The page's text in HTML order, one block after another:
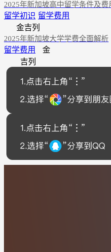
2025年新加坡高中留学条件及费
留学初识 留学费用
金吉列
2025年新加坡大学学费全面解析
留学费用
金
吉列